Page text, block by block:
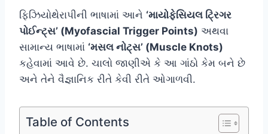
ફિઝિયોથેરાપીની ભાષામાં આને ‘માયોફેસિયલ ટ્રિગર
પોઈન્ટ્સ’ (Myofascial Trigger Points) અથવા
સામાન્ય ભાષામાં ‘મસલ નોટ્સ’ (Muscle Knots)
કહેવામાં આવે છે. ચાલો જાણીએ કે આ ગાંઠો કેમ બને છે
અને તેને વૈજ્ઞાનિક રીતે કેવી રીતે ઓગાળવી.
Table of Contents